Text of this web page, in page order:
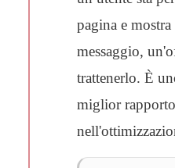
pagina e
messaggio,
trattenerlo. È
miglior